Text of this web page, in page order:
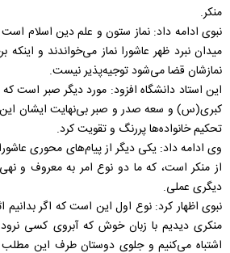
منکر.
نبوی ادامه داد: نماز ستون و علم دین اسلام
میدان نبرد ظهر عاشورا نماز می‌خواندند و
نمازشان قضا می‌شود توجیه‌پذیر نیست.
این استاد دانشگاه افزود: مورد دیگر صبر است که
کبری(س) و سعه صدر و صبر بی‌نهایت ایشان این
تحکیم خانواده‌ها پررنگ و تقویت کرد.
وی ادامه داد: یکی دیگر از پیام‌های محوری
از منکر است، که ما دو نوع امر به معروف و
دیگری عملی.
نبوی اظهار کرد: نوع اول این است که اگر بدانیم
منکری دیدیم با زبان خوش که آبروی کسی نرود
اشتباه می‌کنیم و جلوی دوستان طرف این